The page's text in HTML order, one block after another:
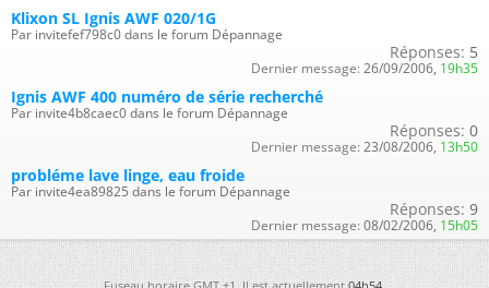
Klixon SL Ignis AWF 020/1G
Par invitefef798c0 dans le forum Dépannage
Réponses: 5
Dernier message: 26/09/2006, 19h35
Ignis AWF 400 numéro de série recherché
Par invite4b8caec0 dans le forum Dépannage
Réponses: 0
Dernier message: 23/08/2006, 13h50
probléme lave linge, eau froide
Par invite4ea89825 dans le forum Dépannage
Réponses: 9
Dernier message: 08/02/2006, 15h05